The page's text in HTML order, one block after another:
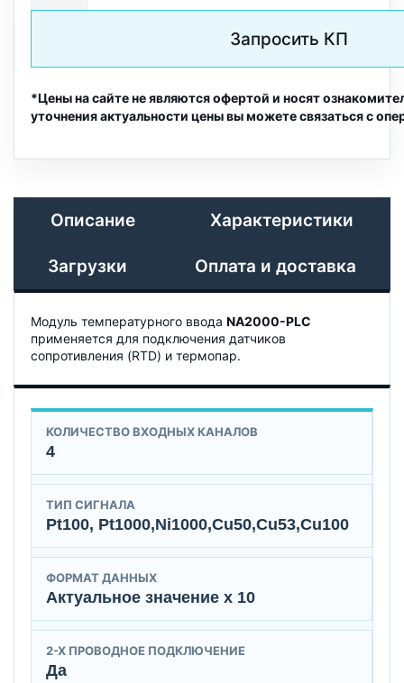
Запросить КП
*Цены на сайте не являются офертой и носят
уточнения актуальности цены вы можете связаться с
Описание Характеристики
Загрузки Оплата и доставка
Модуль температурного ввода NA2000-PLC
применяется для подключения датчиков
сопротивления (RTD) и термопар.
КОЛИЧЕСТВО ВХОДНЫХ КАНАЛОВ
4
ТИП СИГНАЛА
Pt100, Pt1000,Ni1000,Cu50,Cu53,Cu100
ФОРМАТ ДАННЫХ
Актуальное значение х 10
2-X ПРОВОДНОЕ ПОДКЛЮЧЕНИЕ
Да